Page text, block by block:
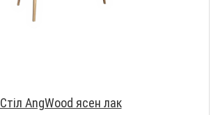
Стіл AngWood ясен лак